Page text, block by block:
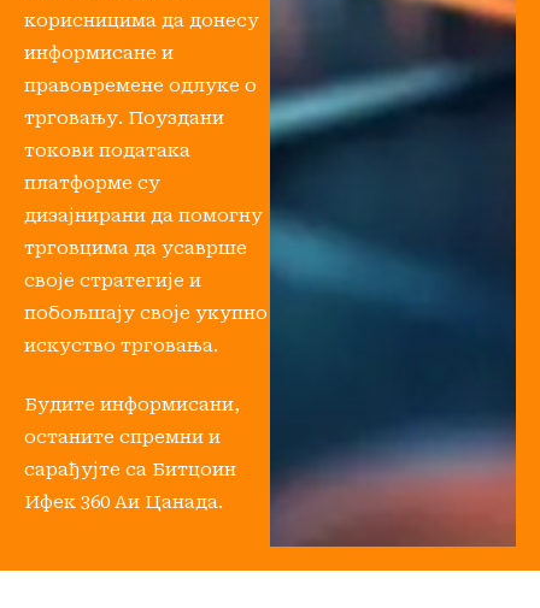
корисницима да донесу
информисане и
правовремене одлуке о
трговању. Поуздани
токови података
платформе су
дизајнирани да помогну
трговцима да усаврше
своје стратегије и
побољшају своје укупно
искуство трговања.
Будите информисани,
останите спремни и
сарађујте са Битцоин
Ифек 360 Аи Цанада.